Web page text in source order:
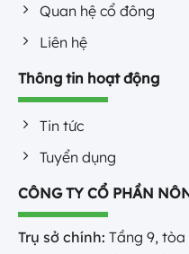
Quan hệ cổ đông
Liên hệ
Thông tin hoạt động
Tin tức
Tuyển dụng
CÔNG TY CỔ PHẦN
Trụ sở chính: Tầng 9, tòa